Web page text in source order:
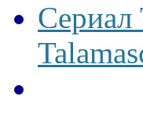
Сериал